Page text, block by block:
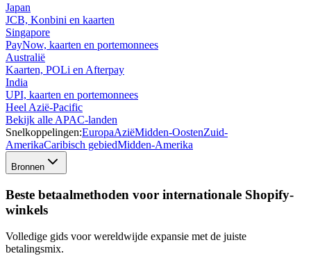
Japan
JCB, Konbini en kaarten
Singapore
PayNow, kaarten en portemonnees
Australië
Kaarten, POLi en Afterpay
India
UPI, kaarten en portemonnees
Heel Azië-Pacific
Bekijk alle APAC-landen
Snelkoppelingen:EuropaAziëMidden-OostenZuid-
AmerikaCaribisch gebiedMidden-Amerika
Bronnen
Beste betaalmethoden voor internationale Shopify-
winkels
Volledige gids voor wereldwijde expansie met de juiste
betalingsmix.